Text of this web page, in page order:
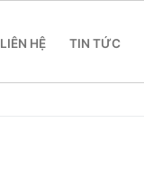
LIÊN HỆ TIN TỨC